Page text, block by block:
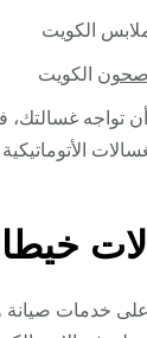
الكويت
صحون الكويت
تواجه
خدمات صيانة